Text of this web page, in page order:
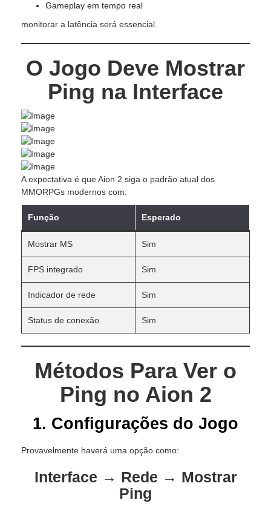
Gameplay em tempo real
monitorar a latência será essencial.
O Jogo Deve Mostrar
Ping na Interface
A expectativa é que Aion 2 siga o padrão atual dos
MMORPGs modernos com:
Função Esperado
Mostrar MS Sim
FPS integrado Sim
Indicador de rede Sim
Status de conexão Sim
Métodos Para Ver o
Ping no Aion 2
1. Configurações do Jogo
Provavelmente haverá uma opção como:
Interface → Rede → Mostrar
Ping